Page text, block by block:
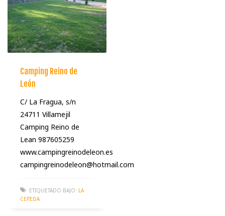
Camping Reino de
León
C/ La Fragua, s/n
24711 Villamejil
Camping Reino de
Lean 987605259
www.campingreinodeleon.es
campingreinodeleon@hotmail.com
ETIQUETADO BAJO: LA
CEPEDA